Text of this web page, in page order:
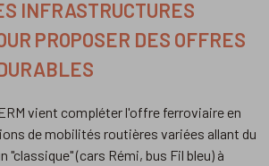
INFRASTRUCTURES
PROPOSER DES OFFRES
vient compléter l'offre ferroviaire en
de mobilités routières variées allant du
(cars Rémi, bus Fil bleu) à